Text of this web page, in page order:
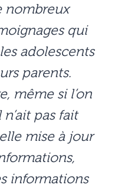
nombreux
qui
adolescents
parents.
même si l’on
pas fait
mise à jour
informations